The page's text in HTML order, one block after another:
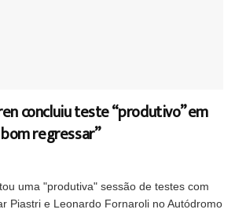
concluiu teste “produtivo” em
regressar”
uma "produtiva" sessão de testes com
Piastri e Leonardo Fornaroli no Autódromo